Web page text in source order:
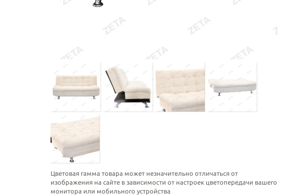
Цветовая гамма товара может незначительно отличаться от
изображения на сайте в зависимости от настроек цветопередачи вашего
монитора или мобильного устройства